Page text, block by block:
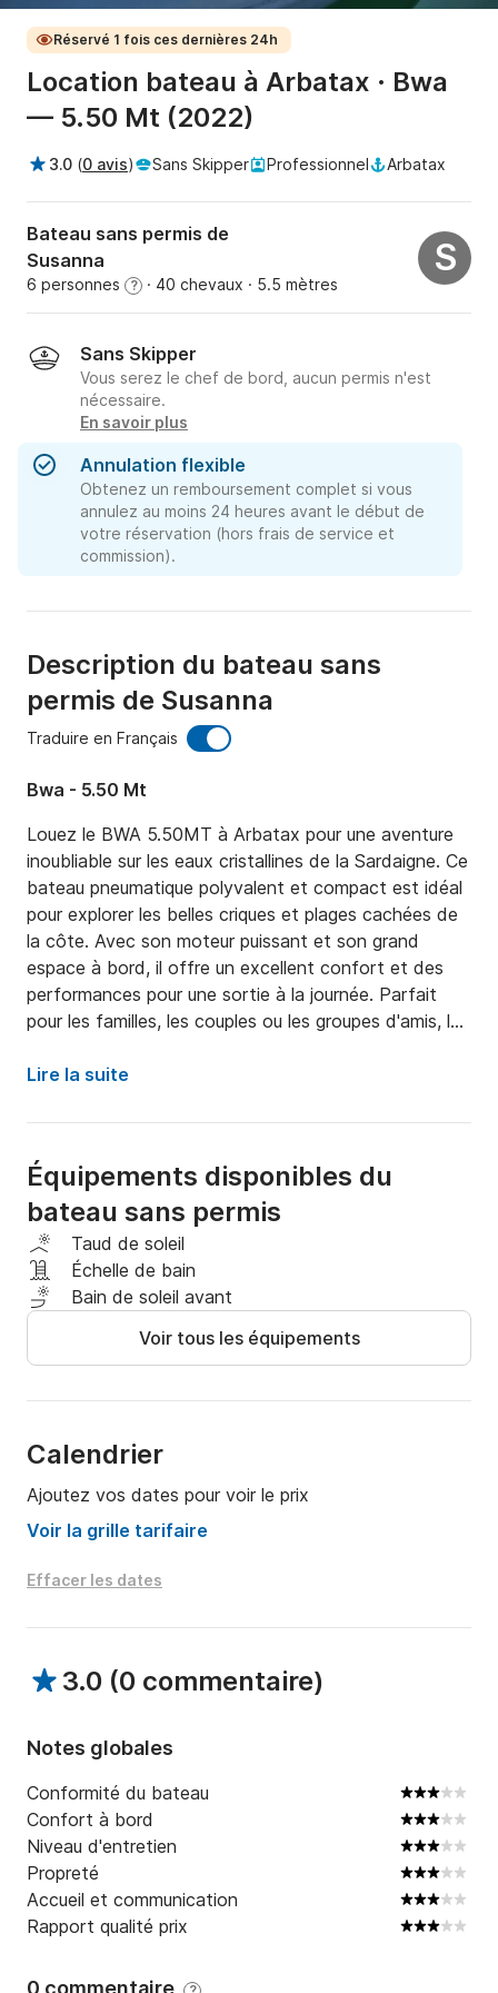
Réservé 1 fois ces dernières 24h
Location bateau à Arbatax · Bwa
— 5.50 Mt (2022)
3.0 (0 avis) Sans Skipper Professionnel Arbatax
Bateau sans permis de
Susanna
6 personnes ? · 40 chevaux · 5.5 mètres
S
Sans Skipper
Vous serez le chef de bord, aucun permis n'est
nécessaire.
En savoir plus
Annulation flexible
Obtenez un remboursement complet si vous
annulez au moins 24 heures avant le début de
votre réservation (hors frais de service et
commission).
Description du bateau sans
permis de Susanna
Traduire en Français
Bwa - 5.50 Mt
Louez le BWA 5.50MT à Arbatax pour une aventure
inoubliable sur les eaux cristallines de la Sardaigne. Ce
bateau pneumatique polyvalent et compact est idéal
pour explorer les belles criques et plages cachées de
la côte. Avec son moteur puissant et son grand
espace à bord, il offre un excellent confort et des
performances pour une sortie à la journée. Parfait
pour les familles, les couples ou les groupes d'amis, le
ludique. Partez à la découverte de paysages à couper
nature. Réservez dès maintenant et embarquez pour
de nouvelles aventures !
Lire la suite
Équipements disponibles du
bateau sans permis
Taud de soleil
Échelle de bain
Bain de soleil avant
Voir tous les équipements
Calendrier
Ajoutez vos dates pour voir le prix
Voir la grille tarifaire
Effacer les dates
3.0 (0 commentaire)
Notes globales
Conformité du bateau
Confort à bord
Niveau d'entretien
Propreté
Accueil et communication
Rapport qualité prix